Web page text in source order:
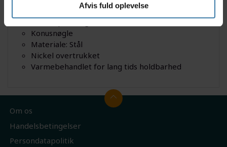
Afvis fuld oplevelse
Model: Park Tool DCW-1
Kæber på 13 og 14mm
Konusnøgle
Materiale: Stål
Nickel overtrukket
Varmebehandlet for lang tids holdbarhed
Om os
Handelsbetingelser
Persondatapolitik